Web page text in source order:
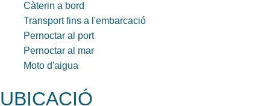
Càterin a bord
Transport fins a l'embarcació
Pernoctar al port
Pernoctar al mar
Moto d'aigua
UBICACIÓ